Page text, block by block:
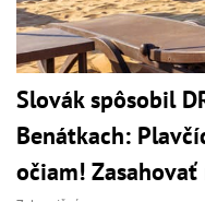
Slovák spôsobil
Benátkach:
očiam!